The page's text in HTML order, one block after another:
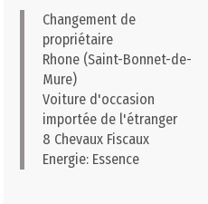
Changement de
propriétaire
Rhone (Saint-Bonnet-de-
Mure)
Voiture d'occasion
importée de l'étranger
8 Chevaux Fiscaux
Energie: Essence